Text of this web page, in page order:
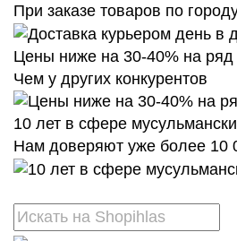
При заказе товаров по
Цены ниже на 30-40% на ряд
Чем у других конкурентов
10 лет в сфере
Нам доверяют уже более 10